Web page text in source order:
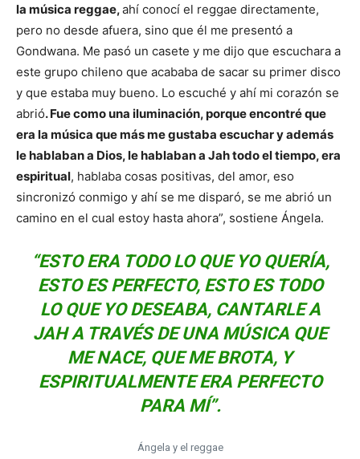
la música reggae,ahí conocí el reggae directamente,
pero no desde afuera, sino que él me presentó a
Gondwana. Me pasó un casete y me dijo que escuchara a
este grupo chileno que acababa de sacar su primer disco
y que estaba muy bueno. Lo escuché y ahí mi corazón se
abrió. Fue como una iluminación, porque encontré que
era la música que más me gustaba escuchar y además
le hablaban a Dios, le hablaban a Jah todo el tiempo, era
espiritual, hablaba cosas positivas, del amor, eso
sincronizó conmigo y ahí se me disparó, se me abrió un
camino en el cual estoy hasta ahora”, sostiene Ángela.
“ESTO ERA TODO LO QUE YO QUERÍA,
ESTO ES PERFECTO, ESTO ES TODO
LO QUE YO DESEABA, CANTARLE A
JAH A TRAVÉS DE UNA MÚSICA QUE
ME NACE, QUE ME BROTA, Y
ESPIRITUALMENTE ERA PERFECTO
PARA MÍ”.
Ángela y el reggae